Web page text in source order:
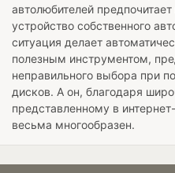
автолюбителей
устройство собственного
ситуация делает
полезным инструментом,
неправильного выбора при
дисков. А он, благодаря
представленному в
весьма многообразен.